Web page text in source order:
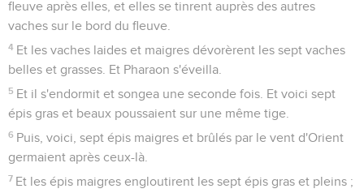
fleuve après elles, et elles se tinrent auprès des autres
vaches sur le bord du fleuve.
4 Et les vaches laides et maigres dévorèrent les sept vaches
belles et grasses. Et Pharaon s'éveilla.
5 Et il s'endormit et songea une seconde fois. Et voici sept
épis gras et beaux poussaient sur une même tige.
6 Puis, voici, sept épis maigres et brûlés par le vent d'Orient
germaient après ceux-là.
7 Et les épis maigres engloutirent les sept épis gras et pleins ;